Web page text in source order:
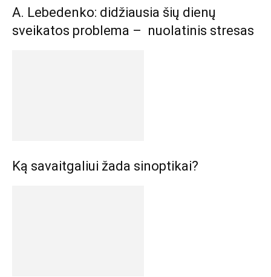
A. Lebedenko: didžiausia šių dienų
sveikatos problema – nuolatinis stresas
Ką savaitgaliui žada sinoptikai?